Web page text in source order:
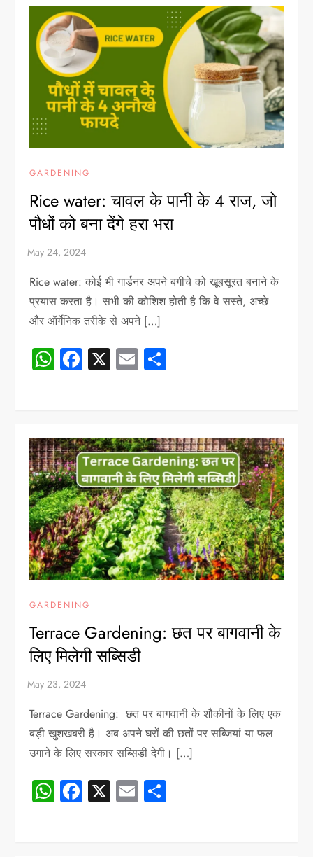
GARDENING
Rice water: चावल के पानी के 4 राज, जो
पौधों को बना देंगे हरा भरा
Rice water: कोई भी गार्डनर अपने बगीचे को खूबसूरत बनाने के
प्रयास करता है। सभी की कोशिश होती है कि वे सस्ते, अच्छे
और ऑर्गेनिक तरीके से अपने […]
WhatsApp
Facebook
X Email
GARDENING
Terrace Gardening: छत पर बागवानी के
लिए मिलेगी सब्सिडी
Terrace Gardening: छत पर बागवानी के शौकीनों के लिए एक
बड़ी खुशखबरी है। अब अपने घरों की छतों पर सब्जियां या फल
उगाने के लिए सरकार सब्सिडी देगी। […]
WhatsApp
Facebook
X Email